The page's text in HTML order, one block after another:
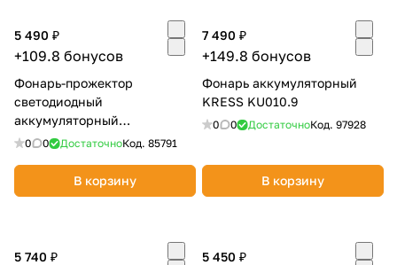
5 490 ₽
+109.8 бонусов
Фонарь-прожектор
светодиодный
аккумуляторный
GREENWORKS G24SL (без
0 0 ДостаточноКод. 85791
В корзину
7 490 ₽
+149.8 бонусов
Фонарь аккумуляторный
KRESS KU010.9
0 0 ДостаточноКод. 97928
В корзину
5 740 ₽ 5 450 ₽
раз в 2
недели
Остались вопросы?
8 800 302-02-51
plait.ru